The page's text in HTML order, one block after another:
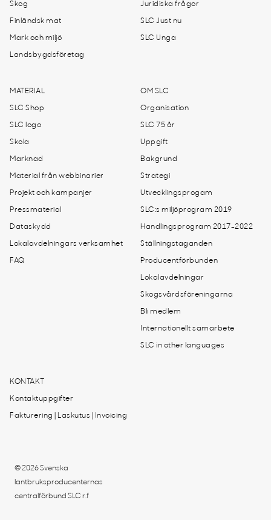
Skog
Finländsk mat
Mark och miljö
Landsbygdsföretag
Juridiska frågor
SLC Just nu
SLC Unga
MATERIAL
SLC Shop
SLC logo
Skola
Marknad
Material från webbinarier
Projekt och kampanjer
Pressmaterial
Dataskydd
Lokalavdelningars verksamhet
FAQ
OM SLC
Organisation
SLC 75 år
Uppgift
Bakgrund
Strategi
Utvecklingsprogam
SLC:s miljöprogram 2019
Handlingsprogram 2017-2022
Ställningstaganden
Producentförbunden
Lokalavdelningar
Skogsvårdsföreningarna
Bli medlem
Internationellt samarbete
SLC in other languages
KONTAKT
Kontaktuppgifter
Fakturering | Laskutus | Invoicing
© 2026 Svenska
lantbruksproducenternas
centralförbund SLC r.f